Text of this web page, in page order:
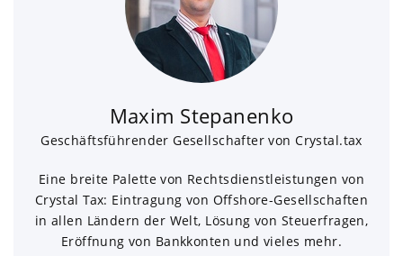
Maxim Stepanenko
Geschäftsführender Gesellschafter von Crystal.tax
Eine breite Palette von Rechtsdienstleistungen von
Crystal Tax: Eintragung von Offshore-Gesellschaften
in allen Ländern der Welt, Lösung von Steuerfragen,
Eröffnung von Bankkonten und vieles mehr.